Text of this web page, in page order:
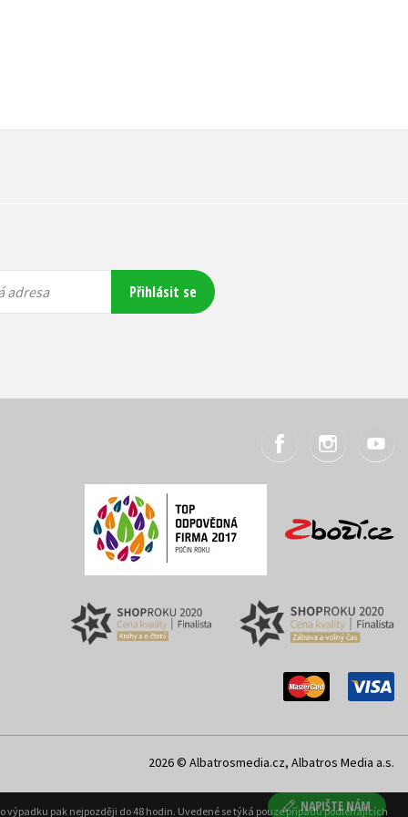
NAPIŠTE NÁM
adresa Přihlásit se
2026 © Albatrosmedia.cz, Albatros Media a.s.
pak nejpozději do 48 hodin. Uvedené se týká pouze případů podléhajících